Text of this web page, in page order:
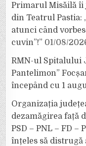
Primarul Misăilă îi
din Teatrul Pastia:
atunci când
cuvin”!” 01/08/
RMN-ul Spitalului
Pantelimon”
începând cu 1
Organizația
dezamăgirea față
PSD – PNL – FD –
înțeles să